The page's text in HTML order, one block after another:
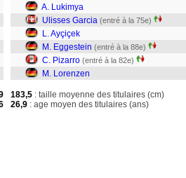
A. Lukimya
Ulisses Garcia (entré à la 75e)
L. Ayçiçek
M. Eggestein (entré à la 88e)
C. Pizarro (entré à la 82e)
M. Lorenzen
183,5 : taille moyenne des titulaires (cm)
26,9 : age moyen des titulaires (ans)